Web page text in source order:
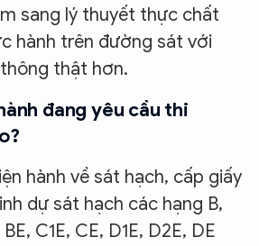
sang lý thuyết thực chất
hành trên đường sát với
thật hơn.
đang yêu cầu thi
hành về sát hạch, cấp giấy
dự sát hạch các hạng B,
C1E, CE, D1E, D2E, DE